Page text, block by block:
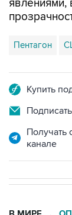
Пентагон
Получать